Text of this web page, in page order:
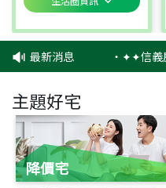
最新消息 ‧✦✦信義
主題好宅
降價宅